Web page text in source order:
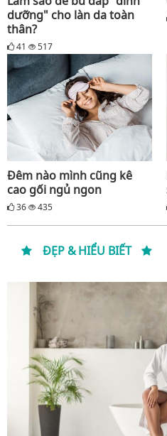
dưỡng" cho làn da toàn
thân?
41 517
Đêm nào mình cũng kê
cao gối ngủ ngon
36 435
ĐẸP & HIỂU BIẾT